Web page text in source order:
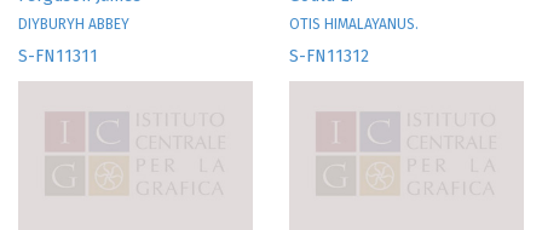
DIYBURYH ABBEY OTIS HIMALAYANUS.
S-FN11311 S-FN11312